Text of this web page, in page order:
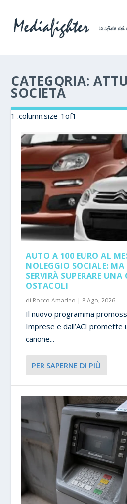
CATEGORIA:
SOCIETÀ
AUTO A 100 EURO AL
NOLEGGIO SOCIALE: MA
SERVIRÀ SUPERARE UNA
OSTACOLI
di Rocco Amadeo | 8 Ago, 2026
Il nuovo programma
Imprese e dall’ACI promette
canone...
PER SAPERNE DI PIÙ